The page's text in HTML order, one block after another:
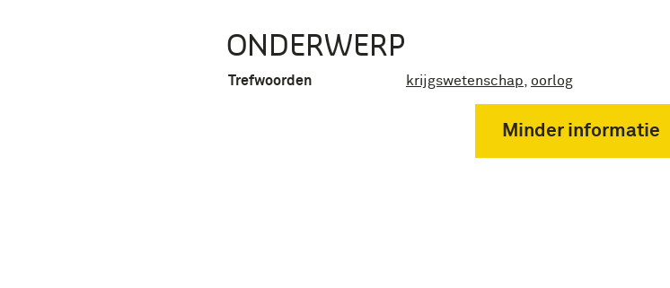
ONDERWERP
Trefwoorden krijgswetenschap oorlog
Minder informatie